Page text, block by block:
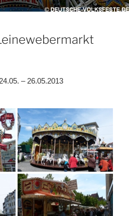
24.05. – 26.05.2013